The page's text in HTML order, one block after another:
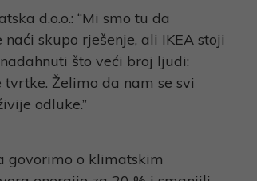
d.o.o.: “Mi smo tu da
skupo rješenje, ali IKEA stoji
što veći broj ljudi:
Želimo da nam se svi
odluke.”
govorimo o klimatskim